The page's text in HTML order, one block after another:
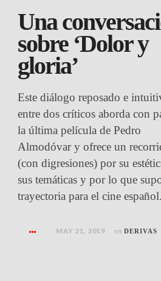
Una
sobre ‘Dolor y
gloria’
Este diálogo reposado e
entre dos críticos aborda con
la última película de Pedro
Almodóvar y ofrece un
(con digresiones) por su
sus temáticas y por lo que
trayectoria para el cine español.
MAY 21, 2019 en DERIVAS